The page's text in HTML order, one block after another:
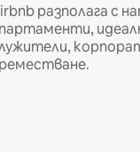
разполага с